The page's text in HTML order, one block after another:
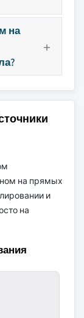
на
на прямых
и
на